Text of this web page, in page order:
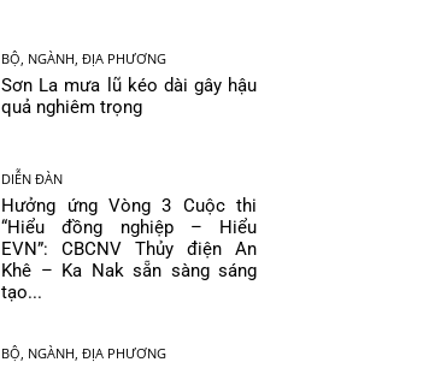
BỘ, NGÀNH, ĐỊA PHƯƠNG
Sơn La mưa lũ kéo dài gây hậu
quả nghiêm trọng
DIỄN ĐÀN
Hưởng ứng Vòng 3 Cuộc thi
“Hiểu đồng nghiệp – Hiểu
EVN”: CBCNV Thủy điện An
Khê – Ka Nak sẵn sàng sáng
tạo...
BỘ, NGÀNH, ĐỊA PHƯƠNG